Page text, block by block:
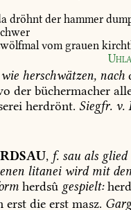
dröhnt der hammer
vomgrauen
wie herschwätzen, nach
der büchermacher
herdrönt. Siegfr. v.
, f. saualsglied
litaneiwirdmit
herdsû gespielt:
erst die erst masz.